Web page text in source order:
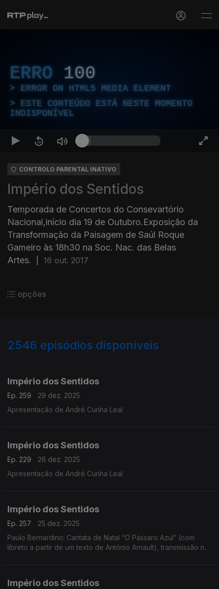
ERRO 100
ERROR ON HTML5 MEDIA ELEMENT
ESTE CONTEÚDO ESTÁ NESTE MOMENTO
INDISPONÍVEL
CONTROLO PARENTAL INATIVO
Império dos Sentidos
Temporada de Concertos do Consevartório
Nacional,início dia 19 de Outubro.Exposição da
Transformação da Paisagem de Saúl Roque
Gameiro às 18h30 na Soc. Nac. das Belas
Artes.
16 out. 2017
opções
2546 episódios disponíveis
Império dos Sentidos
Ep. 259
29 dez. 2025
Apresentação de André Cunha Leal
Império dos Sentidos
Ep. 229
26 dez. 2025
Apresentação de André Cunha Leal
Império dos Sentidos
Ep. 257
25 dez. 2025
Paulo Bernardino: Cantata de Natal “O Pássaro Azul” (com
libreto a partir de um texto de António Arnault), transmissão na
Império dos Sentidos